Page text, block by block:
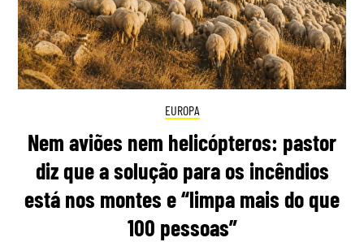
EUROPA
Nem aviões nem helicópteros: pastor
diz que a solução para os incêndios
está nos montes e “limpa mais do que
100 pessoas”